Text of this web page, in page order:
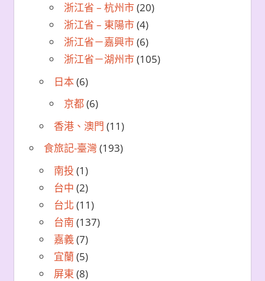
浙江省 – 杭州市(20)
浙江省 – 東陽市(4)
浙江省－嘉興市(6)
浙江省－湖州市(105)
日本(6)
京都(6)
香港、澳門 (11)
食旅記-臺灣 (193)
南投 (1)
台中 (2)
台北 (11)
台南 (137)
嘉義 (7)
宜蘭 (5)
屏東 (8)